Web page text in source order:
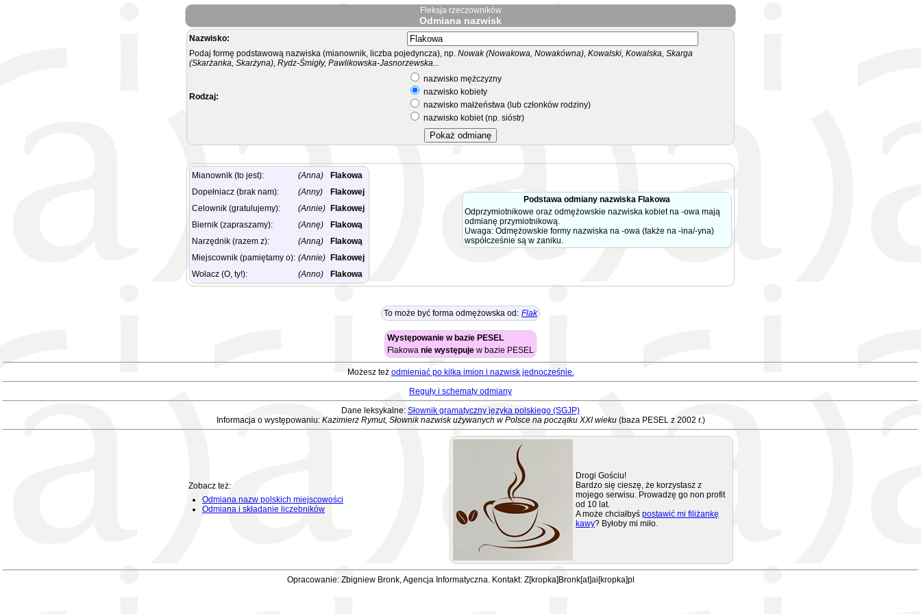
Fleksja rzeczowników
Odmiana nazwisk
Nazwisko:
Podaj formę podstawową nazwiska (mianownik, liczba pojedyncza), np. Nowak (Nowakowa, Nowakówna), Kowalski, Kowalska, Skarga
(Skarżanka, Skarżyna), Rydz-Śmigły, Pawlikowska-Jasnorzewska...
Rodzaj:
nazwisko mężczyzny
nazwisko kobiety
nazwisko małżeństwa (lub członków rodziny)
nazwisko kobiet (np. sióstr)
Mianownik (to jest): (Anna)
Flakowa
Dopełniacz (brak nam):
(Anny)
Flakowej
Celownik (gratulujemy):
(Annie)
Flakowej
Biernik (zapraszamy):
(Annę)
Flakową
Narzędnik (razem z):
(Anną)
Flakową
Miejscownik (pamiętamy o): (Annie)
Flakowej
Wołacz (O, ty!):
(Anno) Flakowa
Podstawa odmiany nazwiska Flakowa
Odprzymiotnikowe oraz odmężowskie nazwiska kobiet na -owa mają
odmianę przymiotnikową.
Uwaga: Odmężowskie formy nazwiska na -owa (także na -ina/-yna)
współcześnie są w zaniku.
To może być forma odmężowska od: Flak
Występowanie w bazie PESEL
Flakowa nie występuje w bazie PESEL
Możesz też odmieniać po kilka imion i nazwisk jednocześnie.
Reguły i schematy odmiany
Dane leksykalne: Słownik gramatyczny języka polskiego (SGJP)
Informacja o występowaniu: Kazimierz Rymut, Słownik nazwisk używanych w Polsce na początku XXI wieku(baza PESEL z 2002 r.)
Zobacz też:
Odmiana nazw polskich miejscowości
Odmiana i składanie liczebników
Drogi Gościu!
Bardzo się cieszę, że korzystasz z
mojego serwisu. Prowadzę go non profit
od 10 lat.
A może chciałbyś postawić mi filiżankę
kawy? Byłoby mi miło.
Opracowanie: Zbigniew Bronk, Agencja Informatyczna. Kontakt: Z[kropka]Bronk[at]ai[kropka]pl